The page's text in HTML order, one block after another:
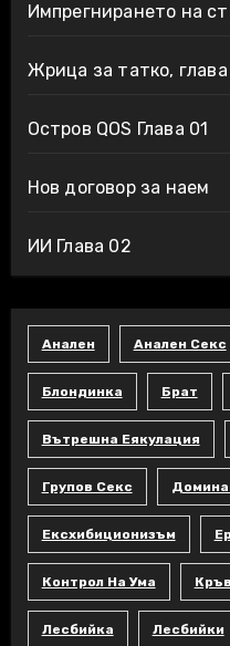
Импрегнирането на
Жрица за татко,
Остров QOS Глава 01
Нов договор за наем
ИИ Глава 02
Анален Анален Секс
Блондинка Брат
Вътрешна Еякулация
Групов Секс
Ексхибиционизъм
Контрол На Ума
Лесбийка Лесбийки